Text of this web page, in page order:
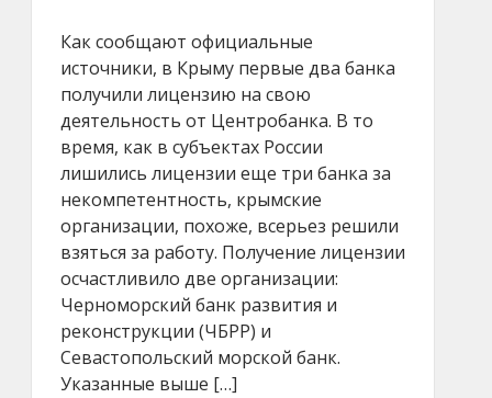
Как сообщают официальные
источники, в Крыму первые два банка
получили лицензию на свою
деятельность от Центробанка. В то
время, как в субъектах России
лишились лицензии еще три банка за
некомпетентность, крымские
организации, похоже, всерьез решили
взяться за работу. Получение лицензии
осчастливило две организации:
Черноморский банк развития и
реконструкции (ЧБРР) и
Севастопольский морской банк.
Указанные выше […]